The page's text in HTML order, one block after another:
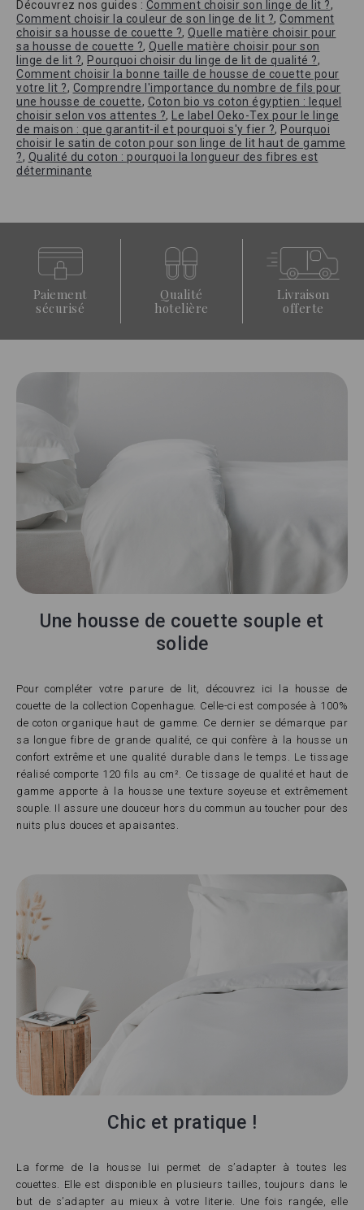
Découvrez nos guides : Comment choisir son linge de lit ?,
Comment choisir la couleur de son linge de lit ?, Comment
choisir sa housse de couette ?, Quelle matière choisir pour
sa housse de couette ?, Quelle matière choisir pour son
linge de lit ?, Pourquoi choisir du linge de lit de qualité ?,
Comment choisir la bonne taille de housse de couette pour
votre lit ?, Comprendre l'importance du nombre de fils pour
une housse de couette, Coton bio vs coton égyptien : lequel
choisir selon vos attentes ?,
Le label Oeko-Tex pour le linge
de maison : que garantit-il et pourquoi s'y fier ?, Pourquoi
choisir le satin de coton pour son linge de lit haut de gamme
?, Qualité du coton : pourquoi la longueur des fibres est
déterminante
Paiement
sécurisé
Qualité
hotelière
Livraison
offerte
Une housse de couette souple et
solide
Pour compléter votre parure de lit, découvrez ici la housse de
couette de la collection Copenhague. Celle-ci est composée à 100%
de coton organique haut de gamme. Ce dernier se démarque par
sa longue fibre de grande qualité, ce qui confère à la housse un
confort extrême et une qualité durable dans le temps. Le tissage
réalisé comporte 120 fils au cm². Ce tissage de qualité et haut de
gamme apporte à la housse une texture soyeuse et extrêmement
souple. Il assure une douceur hors du commun au toucher pour des
nuits plus douces et apaisantes.
Chic et pratique !
La forme de la housse lui permet de s’adapter à toutes les
couettes. Elle est disponible en plusieurs tailles, toujours dans le
but de s’adapter au mieux à votre literie. Une fois rangée, elle